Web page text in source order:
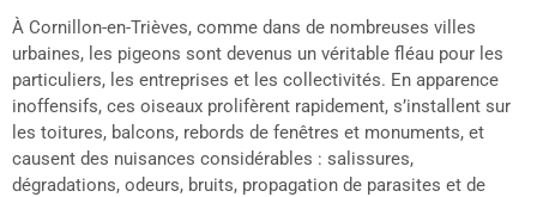
À Cornillon-en-Trièves, comme dans de nombreuses villes
urbaines, les pigeons sont devenus un véritable fléau pour les
particuliers, les entreprises et les collectivités. En apparence
inoffensifs, ces oiseaux prolifèrent rapidement, s’installent sur
les toitures, balcons, rebords de fenêtres et monuments, et
causent des nuisances considérables : salissures,
dégradations, odeurs, bruits, propagation de parasites et de